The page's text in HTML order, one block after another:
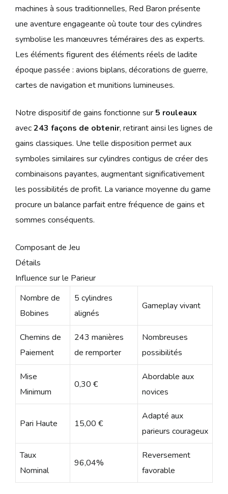
machines à sous traditionnelles, Red Baron présente
une aventure engageante où toute tour des cylindres
symbolise les manœuvres téméraires des as experts.
Les éléments figurent des éléments réels de ladite
époque passée : avions biplans, décorations de guerre,
cartes de navigation et munitions lumineuses.
Notre dispositif de gains fonctionne sur 5 rouleaux
avec243 façons de obtenir, retirant ainsi les lignes de
gains classiques. Une telle disposition permet aux
symboles similaires sur cylindres contigus de créer des
combinaisons payantes, augmentant significativement
les possibilités de profit. La variance moyenne du game
procure un balance parfait entre fréquence de gains et
sommes conséquents.
Composant de Jeu
Détails
Influence sur le Parieur
Nombre de
Bobines
5 cylindres
alignés
Gameplay vivant
Chemins de
Paiement
243 manières
de remporter
Nombreuses
possibilités
Mise
Minimum
0,30 €
Abordable aux
novices
Pari Haute 15,00 €
Adapté aux
parieurs courageux
Taux
Nominal
96,04%
Reversement
favorable